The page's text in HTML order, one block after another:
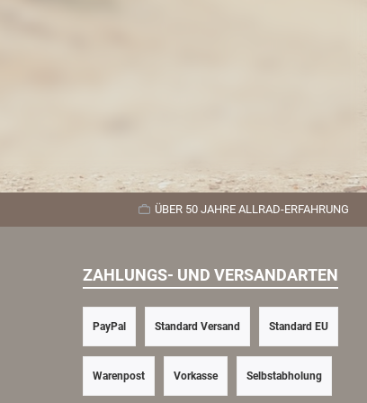
ÜBER 50 JAHRE ALLRAD-ERFAHRUNG
ZAHLUNGS- UND VERSANDARTEN
Vorkasse
PayPal Standard Versand Standard EU
Warenpost Selbstabholung